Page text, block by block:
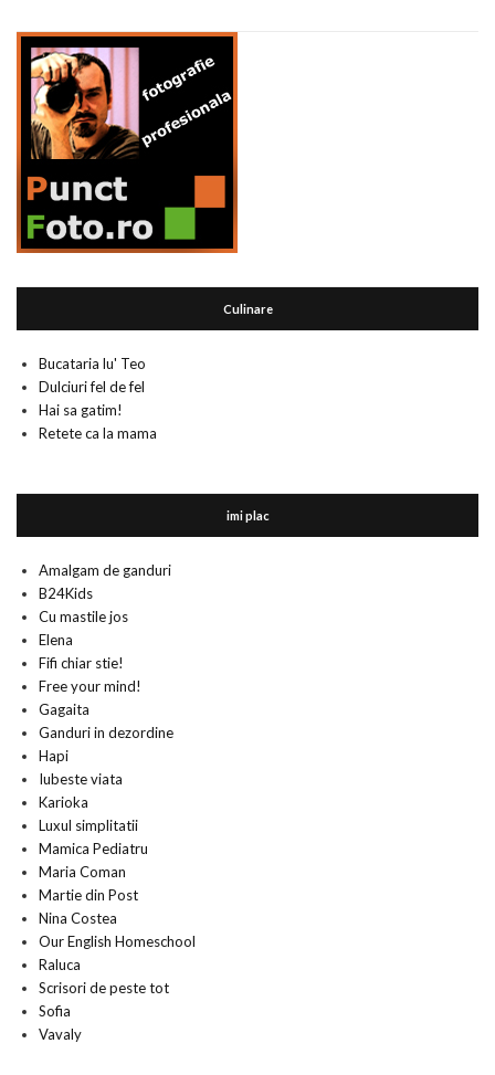
Culinare
Bucataria lu' Teo
Dulciuri fel de fel
Hai sa gatim!
Retete ca la mama
imi plac
Amalgam de ganduri
B24Kids
Cu mastile jos
Elena
Fifi chiar stie!
Free your mind!
Gagaita
Ganduri in dezordine
Hapi
Iubeste viata
Karioka
Luxul simplitatii
Mamica Pediatru
Maria Coman
Martie din Post
Nina Costea
Our English Homeschool
Raluca
Scrisori de peste tot
Sofia
Vavaly